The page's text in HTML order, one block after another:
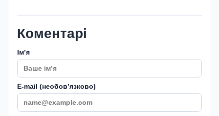
Коментарі
Імʼя
E-mail (необовʼязково)